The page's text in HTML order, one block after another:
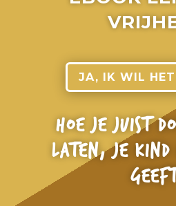
JA, IK WIL
HOE JE JUIST
LATEN, JE KIND